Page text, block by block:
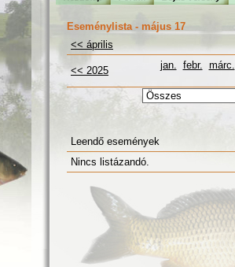
Eseménylista - május 17
<< április
<< 2025 jan. febr. márc.
Leendő események
Nincs listázandó.